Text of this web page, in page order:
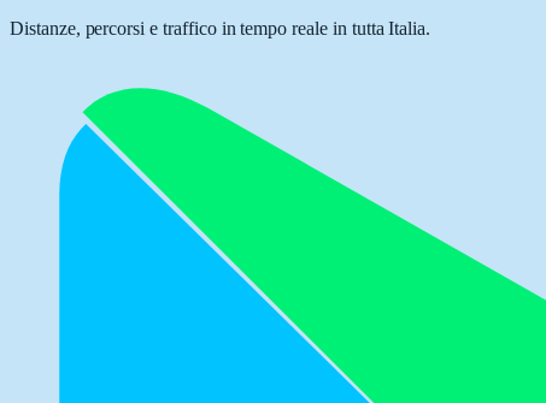
Distanze, percorsi e traffico in tempo reale in tutta Italia.